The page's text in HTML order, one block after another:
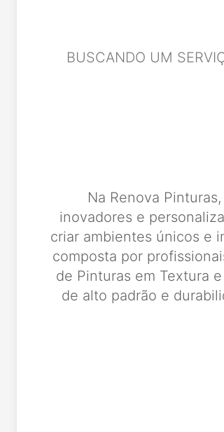
BUSCANDO UM
Na Renova
inovadores e
criar ambientes únicos e
composta por
de Pinturas em Textura
de alto padrão e